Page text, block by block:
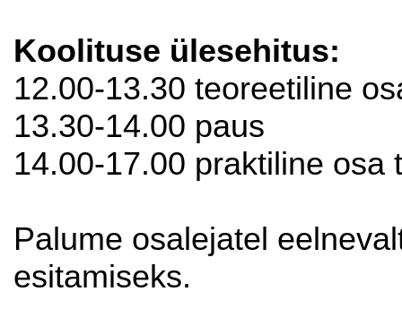
Koolituse ülesehitus:
12.00-13.30 teoreetiline
13.30-14.00 paus
14.00-17.00 praktiline osa
Palume osalejatel
esitamiseks.